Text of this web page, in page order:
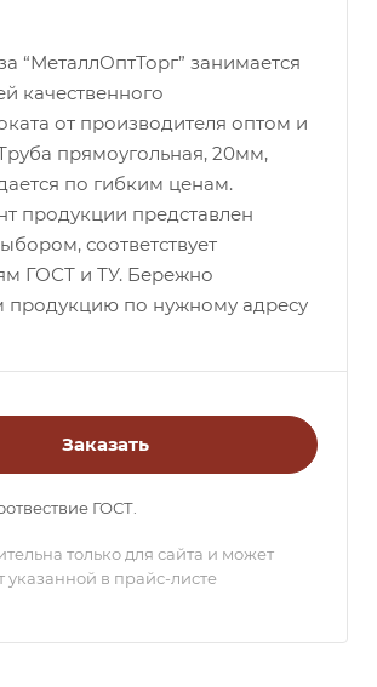
“МеталлОптТорг” занимается
качественного
от производителя оптом и
прямоугольная, 20мм,
по гибким ценам.
продукции представлен
соответствует
ГОСТ и ТУ. Бережно
продукцию по нужному адресу
Заказать
ГОСТ.
только для сайта и может
указанной в прайс-листе